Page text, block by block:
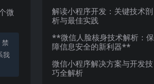
微
我
解读小程序开发：关键技术剖
析与最佳实践
**微信人脸核身技术解析：保
障信息安全的新利器**
微信小程序解决方案与开发技
巧全解析